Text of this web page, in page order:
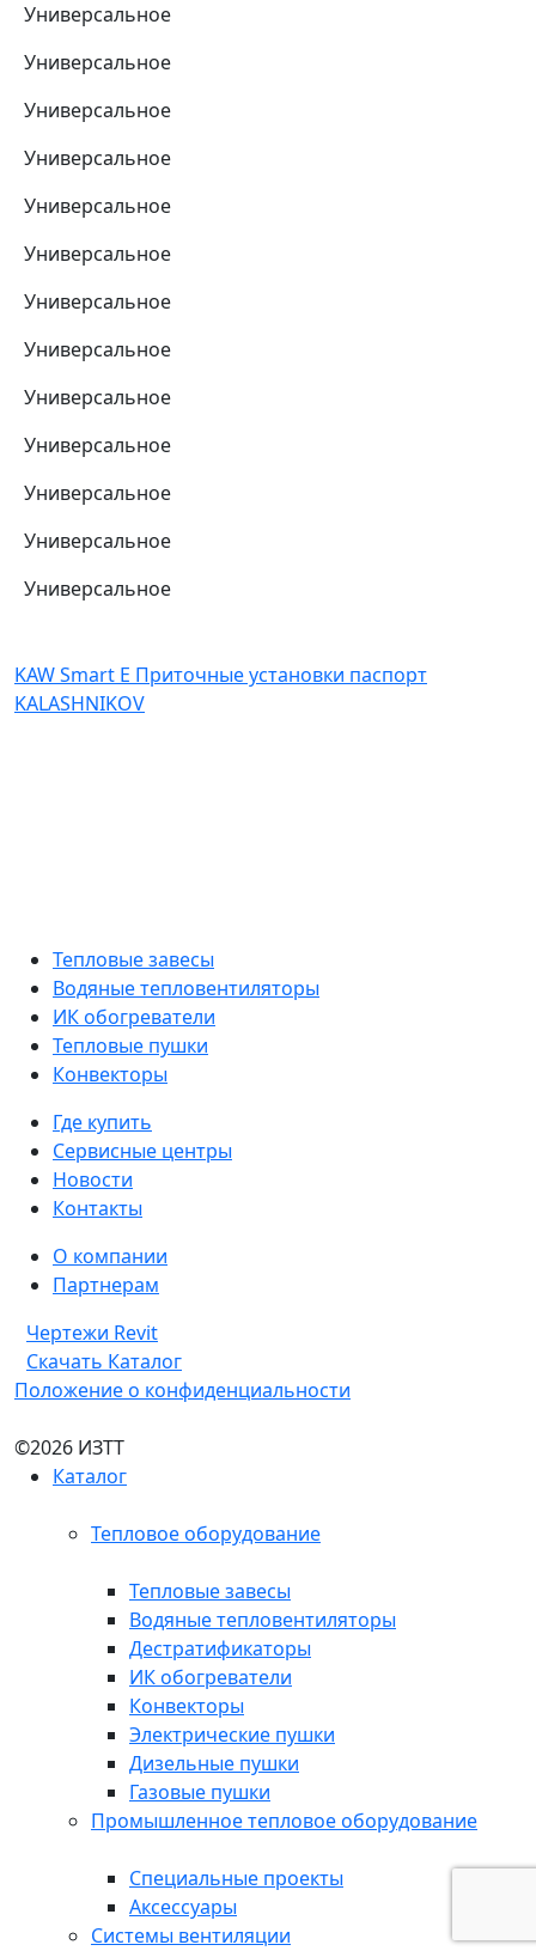
Универсальное
Универсальное
Универсальное
Универсальное
Универсальное
Универсальное
Универсальное
Универсальное
Универсальное
Универсальное
Универсальное
Универсальное
Универсальное
KAW Smart E Приточные установки паспорт
KALASHNIKOV
Тепловые завесы
Водяные тепловентиляторы
ИК обогреватели
Тепловые пушки
Конвекторы
Где купить
Сервисные центры
Новости
Контакты
О компании
Партнерам
Чертежи Revit
Скачать Каталог
Положение о конфиденциальности
©2026 ИЗТТ
Каталог
Тепловое оборудование
Тепловые завесы
Водяные тепловентиляторы
Дестратификаторы
ИК обогреватели
Конвекторы
Электрические пушки
Дизельные пушки
Газовые пушки
Промышленное тепловое оборудование
Специальные проекты
Аксессуары
Системы вентиляции